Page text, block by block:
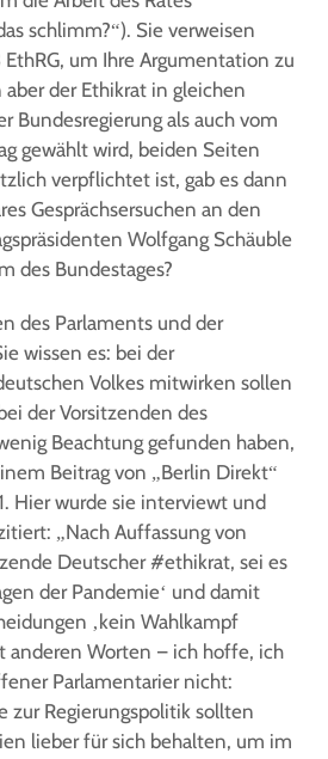
schlimm?“). Sie verweisen
um Ihre Argumentation zu
der Ethikrat in gleichen
Bundesregierung als auch vom
gewählt wird, beiden Seiten
verpflichtet ist, gab es dann
Gesprächsersuchen an den
Wolfgang Schäuble
des Bundestages?
des Parlaments und der
wissen es: bei der
Volkes mitwirken sollen
der Vorsitzenden des
Beachtung gefunden haben,
Beitrag von „Berlin Direkt“
Hier wurde sie interviewt und
„Nach Auffassung von
Deutscher #ethikrat, sei es
der Pandemie‘ und damit
‚kein Wahlkampf
anderen Worten – ich hoffe, ich
Parlamentarier nicht:
zur Regierungspolitik sollten
lieber für sich behalten, um im